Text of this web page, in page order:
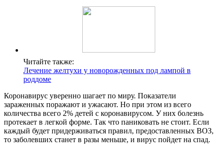
Читайте также:
Лечение желтухи у новорожденных под лампой в
роддоме
Коронавирус уверенно шагает по миру. Показатели
зараженных поражают и ужасают. Но при этом из всего
количества всего 2% детей с коронавирусом. У них болезнь
протекает в легкой форме. Так что паниковать не стоит. Если
каждый будет придерживаться правил, предоставленных ВОЗ,
то заболевших станет в разы меньше, и вирус пойдет на спад.